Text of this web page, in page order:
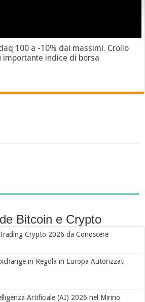
100 a -10% dai massimi. Crollo
indice di borsa
Bitcoin e Crypto
Crypto 2026 da Conoscere
in Regola in Europa Autorizzati
Artificiale (AI) 2026 nel Mirino